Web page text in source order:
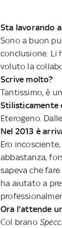
Sta lavorando
Sono a buon
conclusione. Li
voluto la
Scrive molto?
Tantissimo, è
Stilisticamente
Eterogeno.
Nel 2013 è
Ero
abbastanza,
sapeva che
ha aiutato a
Ora l'attende
Col brano